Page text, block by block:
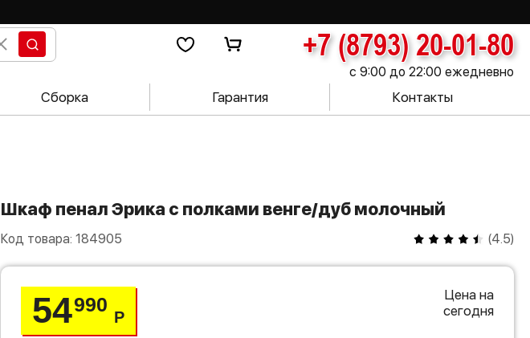
+7 (8793) 20-01-80
с 9:00 до 22:00 ежедневно
Сборка Гарантия Контакты
Шкаф пенал Эрика с полками венге/дуб молочный
Код товара: 184905 (4.5)
54990
Р
Цена на
сегодня